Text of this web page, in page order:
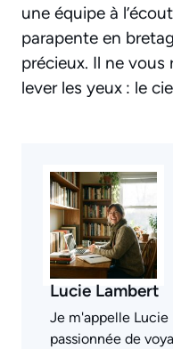
une équipe à
parapente en
précieux. Il ne vous
lever les yeux : le
Lucie Lambert
Je m'appelle
passionnée de